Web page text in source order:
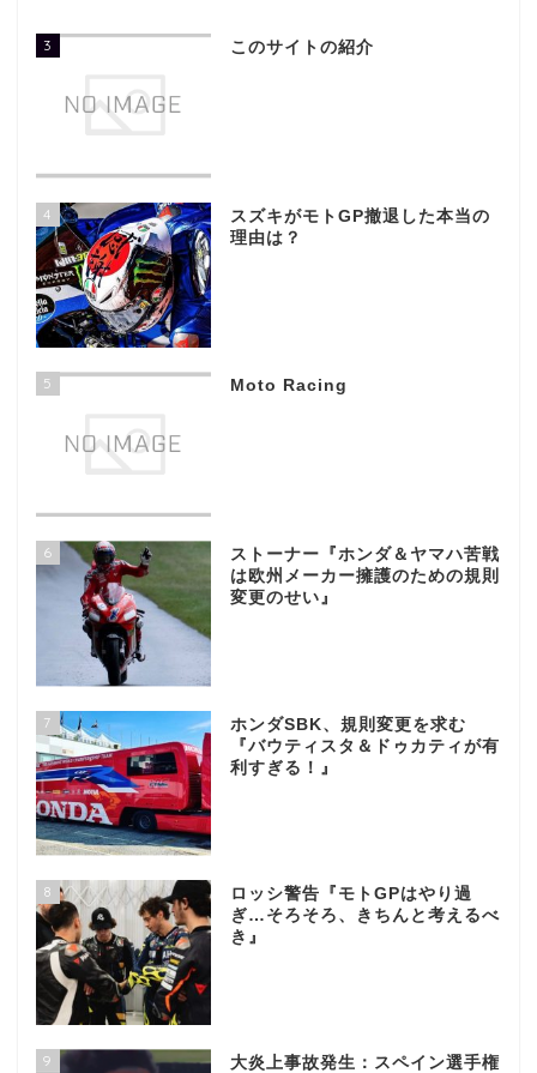
3 このサイトの紹介
4
スズキがモトGP撤退した本当の
理由は？
5 Moto Racing
6
ストーナー『ホンダ＆ヤマハ苦戦
は欧州メーカー擁護のための規則
変更のせい』
7
ホンダSBK、規則変更を求む
『バウティスタ＆ドゥカティが有
利すぎる！』
8
ロッシ警告『モトGPはやり過
ぎ…そろそろ、きちんと考えるべ
き』
9
大炎上事故発生：スペイン選手権